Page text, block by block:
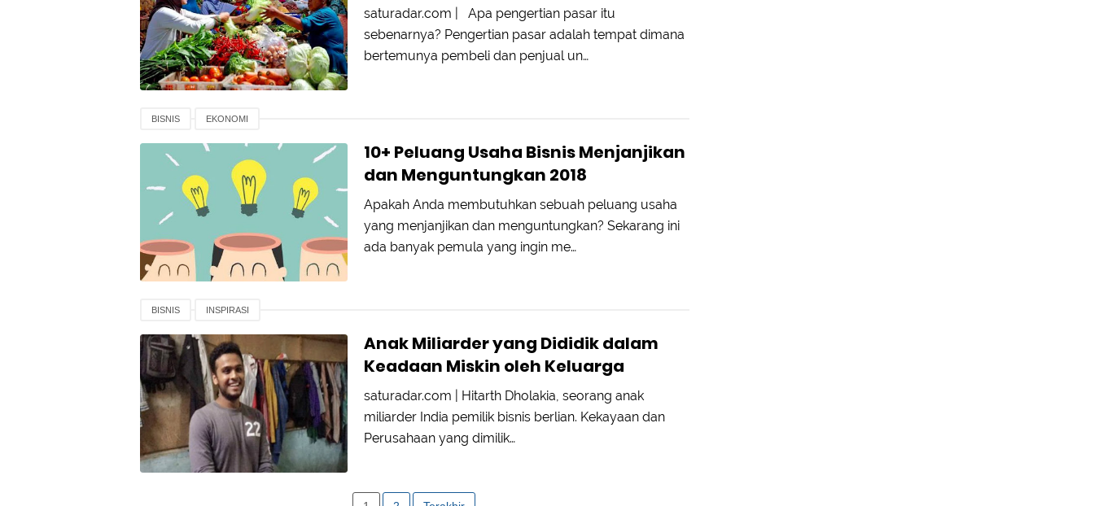
saturadar.com | Apa pengertian pasar itu
sebenarnya? Pengertian pasar adalah tempat dimana
bertemunya pembeli dan penjual un…
BISNIS EKONOMI
10+ Peluang Usaha Bisnis Menjanjikan
dan Menguntungkan 2018
Apakah Anda membutuhkan sebuah peluang usaha
yang menjanjikan dan menguntungkan? Sekarang ini
ada banyak pemula yang ingin me…
BISNIS INSPIRASI
Anak Miliarder yang Dididik dalam
Keadaan Miskin oleh Keluarga
saturadar.com | Hitarth Dholakia, seorang anak
miliarder India pemilik bisnis berlian. Kekayaan dan
Perusahaan yang dimilik…